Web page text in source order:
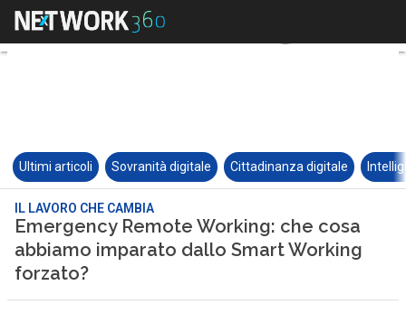
Ultimi articoli Sovranità digitale Cittadinanza digitale
IL LAVORO CHE CAMBIA
Emergency Remote Working: che cosa
abbiamo imparato dallo Smart Working
forzato?